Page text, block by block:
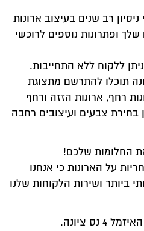
רב שנים בעיצוב ארונות
ופתרונות נוספים לרוכשי
ללקוח ללא התחייבות.
תוכלו להתרשם מתצוגת
רחף, ארונות הזזה ורחף
בחירת צבעים ועיצובים רחבה
החלומות שלכם!
מ-10 שנות אחריות על הארונות כי אנחנו
במוצר איכותי ביותר ושירות הלקוחות שלנו
ציונה.